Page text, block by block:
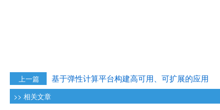
上一篇 基于弹性计算平台构建高可用、可扩展的应用
>> 相关文章